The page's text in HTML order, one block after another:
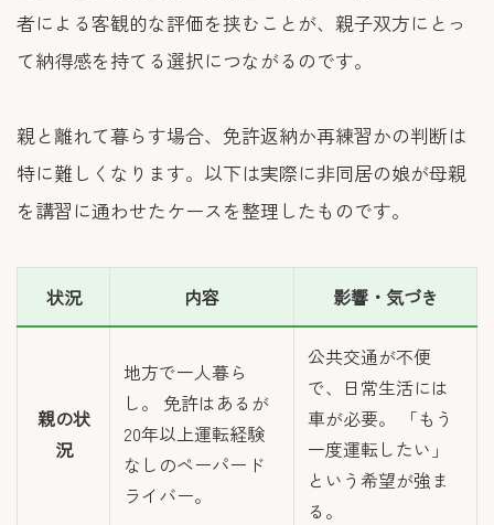
者による客観的な評価を挟むことが、親子双方にとっ
て納得感を持てる選択につながるのです。
親と離れて暮らす場合、免許返納か再練習かの判断は
特に難しくなります。以下は実際に非同居の娘が母親
を講習に通わせたケースを整理したものです。
状況 内容 影響・気づき
親の状
況
地方で一人暮ら
し。 免許はあるが
20年以上運転経験
なしのペーパード
ライバー。
公共交通が不便
で、日常生活には
車が必要。 「もう
一度運転したい」
という希望が強ま
る。